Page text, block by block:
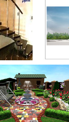
Фарби,
Медіа
Меблі
Вікна і
цемент
Фарби,